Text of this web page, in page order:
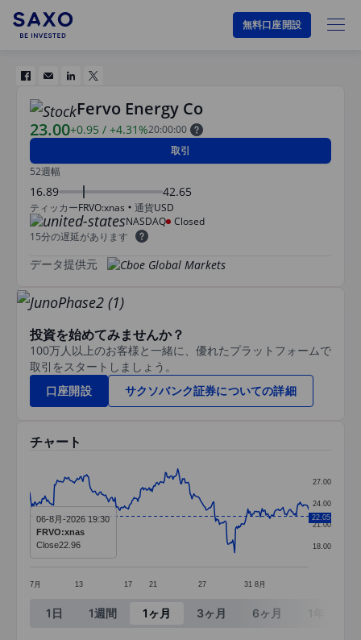
無料口座開設
Fervo Energy Co
23.00+0.95 / +4.31%20:00:00
取引
52週幅
16.89 42.65
ティッカーFRVO:xnas 通貨USD
NASDAQ Closed
15分の遅延があります
データ提供元
投資を始めてみませんか？
100万人以上のお客様と一緒に、優れたプラットフォームで
取引をスタートしましょう。
口座開設
サクソバンク証券についての詳細
チャート
Line chart with 295 data points.
The chart has 1 X axis displaying categories.
The chart has 1 Y axis displaying values. Data
7月 13 17 21 27 31 8月
18.00
21.00
24.00
27.00
22.05
06-8月-2026 19:30
FRVO:xnas
Close22.96
End of interactive chart.
1日 1週間 1ヶ月 3ヶ月 6ヶ月